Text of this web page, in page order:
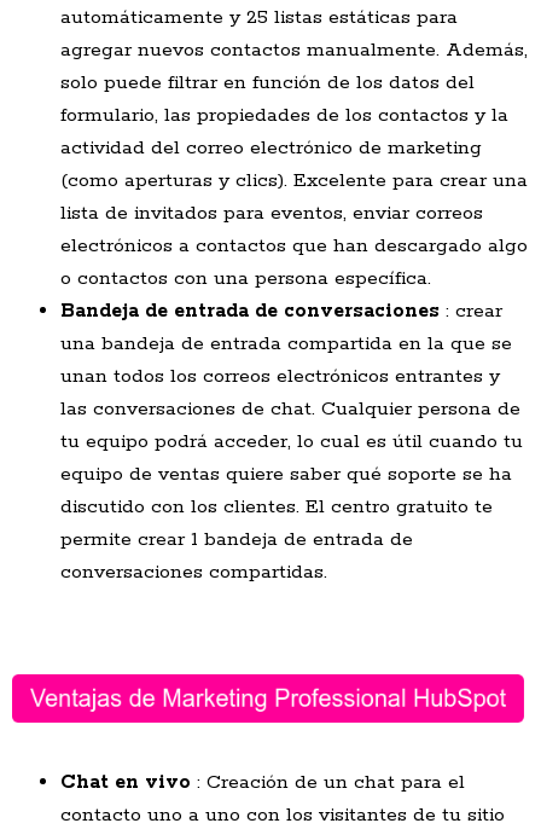
automáticamente y 25 listas estáticas para
agregar nuevos contactos manualmente. Además,
solo puede filtrar en función de los datos del
formulario, las propiedades de los contactos y la
actividad del correo electrónico de marketing
(como aperturas y clics). Excelente para crear una
lista de invitados para eventos, enviar correos
electrónicos a contactos que han descargado algo
o contactos con una persona específica.
Bandeja de entrada de conversaciones : crear
una bandeja de entrada compartida en la que se
unan todos los correos electrónicos entrantes y
las conversaciones de chat. Cualquier persona de
tu equipo podrá acceder, lo cual es útil cuando tu
equipo de ventas quiere saber qué soporte se ha
discutido con los clientes. El centro gratuito te
permite crear 1 bandeja de entrada de
conversaciones compartidas.
Chat en vivo : Creación de un chat para el
contacto uno a uno con los visitantes de tu sitio